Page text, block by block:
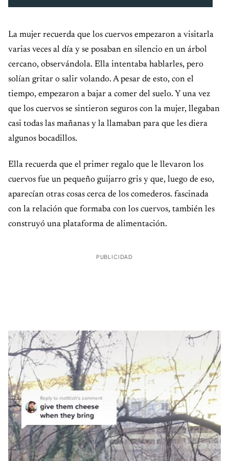
La mujer recuerda que los cuervos empezaron a visitarla
varias veces al día y se posaban en silencio en un árbol
cercano, observándola. Ella intentaba hablarles, pero
solían gritar o salir volando. A pesar de esto, con el
tiempo, empezaron a bajar a comer del suelo. Y una vez
que los cuervos se sintieron seguros con la mujer, llegaban
casi todas las mañanas y la llamaban para que les diera
algunos bocadillos.
Ella recuerda que el primer regalo que le llevaron los
cuervos fue un pequeño guijarro gris y que, luego de eso,
aparecían otras cosas cerca de los comederos. fascinada
con la relación que formaba con los cuervos, también les
construyó una plataforma de alimentación.
PUBLICIDAD